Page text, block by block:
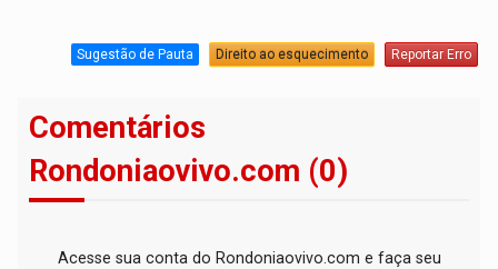
Sugestão de Pauta Direito ao esquecimento Reportar Erro
Comentários
Rondoniaovivo.com (0)
Acesse sua conta do Rondoniaovivo.com e faça seu